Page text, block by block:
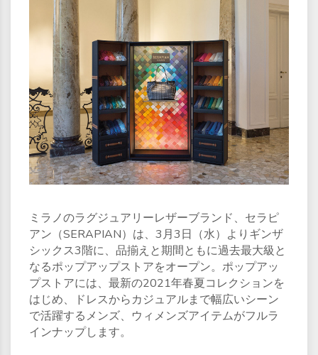
ミラノのラグジュアリーレザーブランド、セラピ
アン（SERAPIAN）は、3月3日（水）よりギンザ
シックス3階に、品揃えと期間ともに過去最大級と
なるポップアップストアをオープン。ポップアッ
プストアには、最新の2021年春夏コレクションを
はじめ、ドレスからカジュアルまで幅広いシーン
で活躍するメンズ、ウィメンズアイテムがフルラ
インナップします。